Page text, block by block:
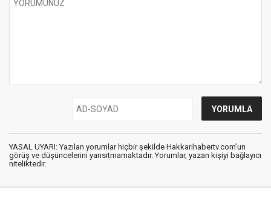
YASAL UYARI: Yazılan yorumlar hiçbir şekilde Hakkarihabertv.com’un
görüş ve düşüncelerini yansıtmamaktadır. Yorumlar, yazan kişiyi bağlayıcı
niteliktedir.